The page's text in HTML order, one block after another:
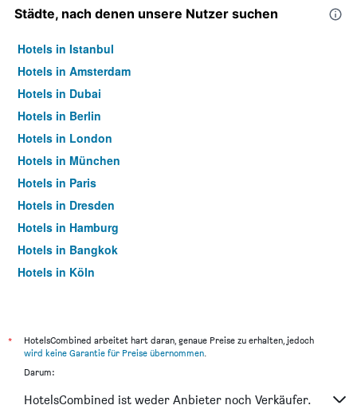
Städte, nach denen unsere Nutzer suchen
Hotels in Istanbul
Hotels in Amsterdam
Hotels in Dubai
Hotels in Berlin
Hotels in London
Hotels in München
Hotels in Paris
Hotels in Dresden
Hotels in Hamburg
Hotels in Bangkok
Hotels in Köln
*
HotelsCombined arbeitet hart daran, genaue Preise zu erhalten, jedoch
wird keine Garantie für Preise übernommen.
Darum:
HotelsCombined ist weder Anbieter noch Verkäufer.